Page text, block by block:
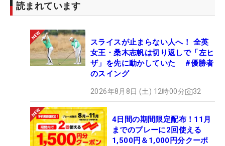
読まれています
スライスが止まらない人へ！ 全英
女王・桑木志帆は切り返しで「左ヒ
ザ」を先に動かしていた #優勝者
のスイング
2026年8月8日 (土) 12時00分 32
4日間の期間限定配布！11月
までのプレーに2回使える
1,500円＆1,000円分クーポ